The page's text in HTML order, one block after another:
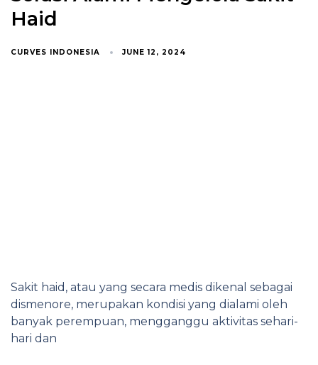
Haid
CURVES INDONESIA JUNE 12, 2024
Sakit haid, atau yang secara medis dikenal sebagai
dismenore, merupakan kondisi yang dialami oleh
banyak perempuan, mengganggu aktivitas sehari-
hari dan